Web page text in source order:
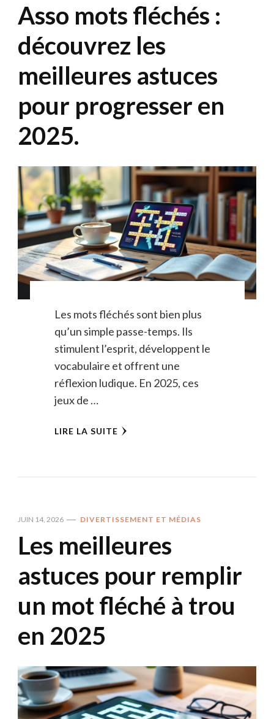
Asso mots fléchés :
découvrez les
meilleures astuces
pour progresser en
2025.
Les mots fléchés sont bien plus
qu’un simple passe-temps. Ils
stimulent l’esprit, développent le
vocabulaire et offrent une
réflexion ludique. En 2025, ces
jeux de …
LIRE LA SUITE
JUIN 14, 2026 DIVERTISSEMENT ET MÉDIAS
Les meilleures
astuces pour remplir
un mot fléché à trou
en 2025